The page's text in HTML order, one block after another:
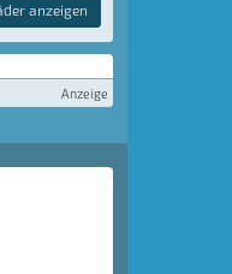
anzeigen
Anzeige